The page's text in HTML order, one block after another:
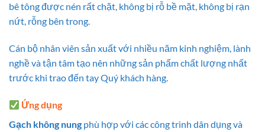
bê tông được nén rất chặt, không bị rỗ bề mặt, không bị rạn
nứt, rỗng bên trong.
Cán bộ nhân viên sản xuất với nhiều năm kinh nghiệm, lành
nghề và tận tâm tạo nên những sản phẩm chất lượng nhất
trước khi trao đến tay Quý khách hàng.
Ứng dụng
Gạch không nung phù hợp với các công trình dân dụng và